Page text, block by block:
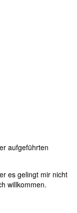
aufgeführten
es gelingt mir nicht
willkommen.